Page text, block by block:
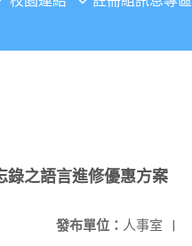
錄之語言進修優惠方案
發布單位： 人事室 |